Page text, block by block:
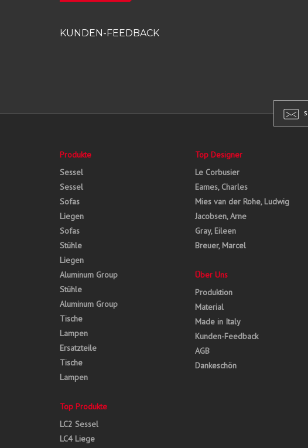
KUNDEN-FEEDBACK
Produkte
Sessel
Sessel
Sofas
Liegen
Sofas
Stühle
Liegen
Aluminum Group
Stühle
Aluminum Group
Tische
Lampen
Ersatzteile
Tische
Lampen
Top Produkte
LC2 Sessel
LC4 Liege
Top Designer
Le Corbusier
Eames, Charles
Mies van der Rohe, Ludwig
Jacobsen, Arne
Gray, Eileen
Breuer, Marcel
Über Uns
Produktion
Material
Made in Italy
Kunden-Feedback
AGB
Dankeschön